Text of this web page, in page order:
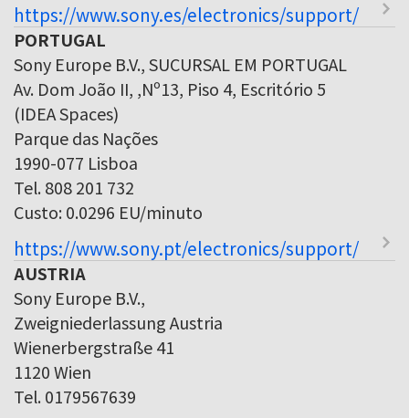
https://www.sony.es/electronics/support/
PORTUGAL
Sony Europe B.V., SUCURSAL EM PORTUGAL
Av. Dom João II, ,Nº13, Piso 4, Escritório 5
(IDEA Spaces)
Parque das Nações
1990-077 Lisboa
Tel. 808 201 732
Custo: 0.0296 EU/minuto
https://www.sony.pt/electronics/support/
AUSTRIA
Sony Europe B.V.,
Zweigniederlassung Austria
Wienerbergstraße 41
1120 Wien
Tel. 0179567639